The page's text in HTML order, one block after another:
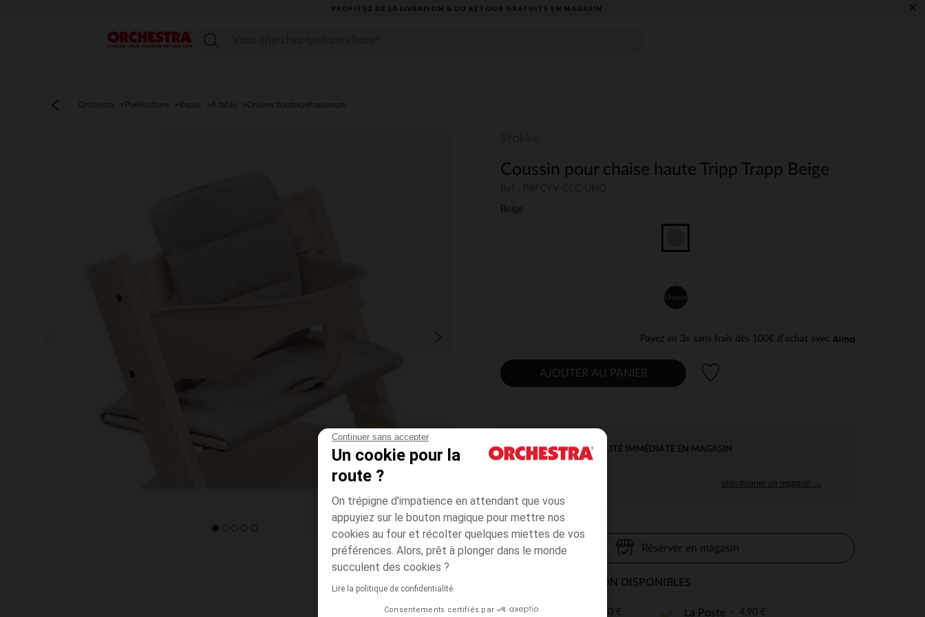
Continuer sans accepter
Un cookie pour la
route ?
On trépigne d'impatience en attendant que vous
appuyiez sur le bouton magique pour mettre nos
cookies au four et récolter quelques miettes de vos
préférences. Alors, prêt à plonger dans le monde
succulent des cookies ?
Lire la politique de confidentialité
Consentements certifiés par
PROFITEZ DE LA LIVRAISON & DU RETOUR GRATUITS EN MAGASIN​ ×
Menu
Orchestra Puériculture Repas A table Chaises hautes,réhausseurs
Coussin pour chaise haute Tripp Trapp Beige
Beige
Unique
Payez en 3x sans frais dès 100€ d'achat avec
AJOUTER AU PANIER
DISPONIBILITÉ IMMÉDIATE EN MAGASIN
sélectionner un magasin →
Réserver en magasin
MODES DE LIVRAISON DISPONIBLES
Point Relais 4,90 € La Poste 4,90 €